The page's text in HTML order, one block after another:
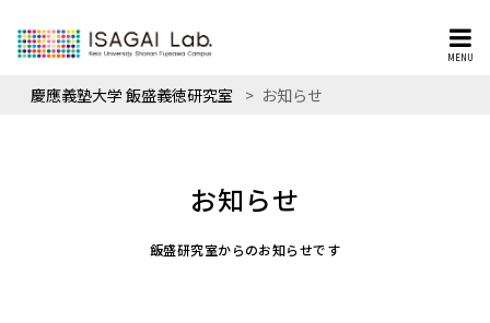
MENU
慶應義塾大学 飯盛義徳研究室 > お知らせ
お知らせ
飯盛研究室からのお知らせです